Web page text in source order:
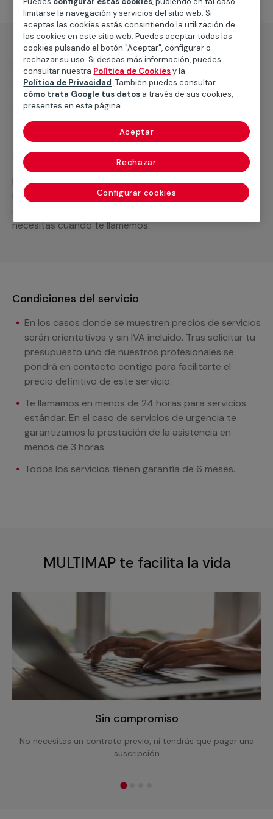
¿Qué incluye?
Desplazamiento
Presupuesto gratis y sin compromiso
Recuerda que en MULTIMAP
Podemos ofrecer cualquier servicio a medida
incluyendo todo lo que necesites: materiales,
equipamientos, electrodomésticos, etc. Cuéntanos que
necesitas cuando te llamemos.
Condiciones del servicio
En los casos donde se muestren precios de servicios
serán orientativos y sin IVA incluido. Tras solicitar tu
presupuesto uno de nuestros profesionales se
pondrá en contacto contigo para facilitarte el
precio definitivo de este servicio.
Te llamamos en menos de 24 horas para servicios
estándar. En el caso de servicios de urgencia te
garantizamos la prestación de la asistencia en
menos de 3 horas.
Todos los servicios tienen garantía de 6 meses.
MULTIMAP te facilita la vida
Sin compromiso
No necesitas un contrato previo, ni tendrás que pagar una
suscripción
limitarse la navegación y servicios del sitio web. Si
aceptas las cookies estás consintiendo la utilización de
las cookies en este sitio web. Puedes aceptar todas las
cookies pulsando el botón "Aceptar", configurar o
rechazar su uso. Si deseas más información, puedes
consultar nuestra Política de Cookiesy la
Política de Privacidad. También puedes consultar
cómo trata Google tus datos a través de sus cookies,
presentes en esta página.
Configurar cookies
Rechazar
Aceptar